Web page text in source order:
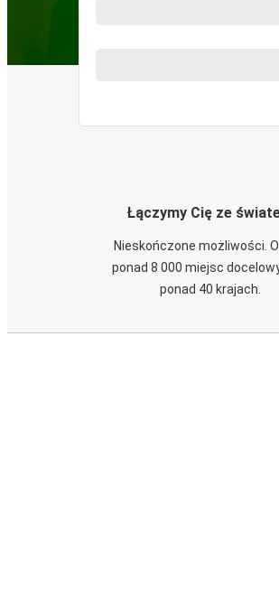
Łączymy Cię ze
Nieskończone możliwości.
ponad 8 000 miejsc
ponad 40 krajach.